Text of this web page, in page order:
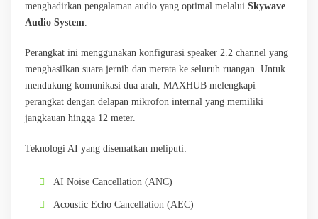
menghadirkan pengalaman audio yang optimal melalui Skywave
Audio System
Perangkat ini menggunakan konfigurasi speaker 2.2 channel yang
menghasilkan suara jernih dan merata ke seluruh ruangan. Untuk
mendukung komunikasi dua arah, MAXHUB melengkapi
perangkat dengan delapan mikrofon internal yang memiliki
jangkauan hingga 12 meter.
Teknologi AI yang disematkan meliputi:
AI Noise Cancellation (ANC)
Acoustic Echo Cancellation (AEC)